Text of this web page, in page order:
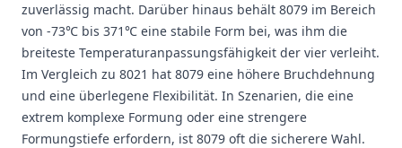
zuverlässig macht. Darüber hinaus behält 8079 im Bereich
von -73℃ bis 371℃ eine stabile Form bei, was ihm die
breiteste Temperaturanpassungsfähigkeit der vier verleiht.
Im Vergleich zu 8021 hat 8079 eine höhere Bruchdehnung
und eine überlegene Flexibilität. In Szenarien, die eine
extrem komplexe Formung oder eine strengere
Formungstiefe erfordern, ist 8079 oft die sicherere Wahl.